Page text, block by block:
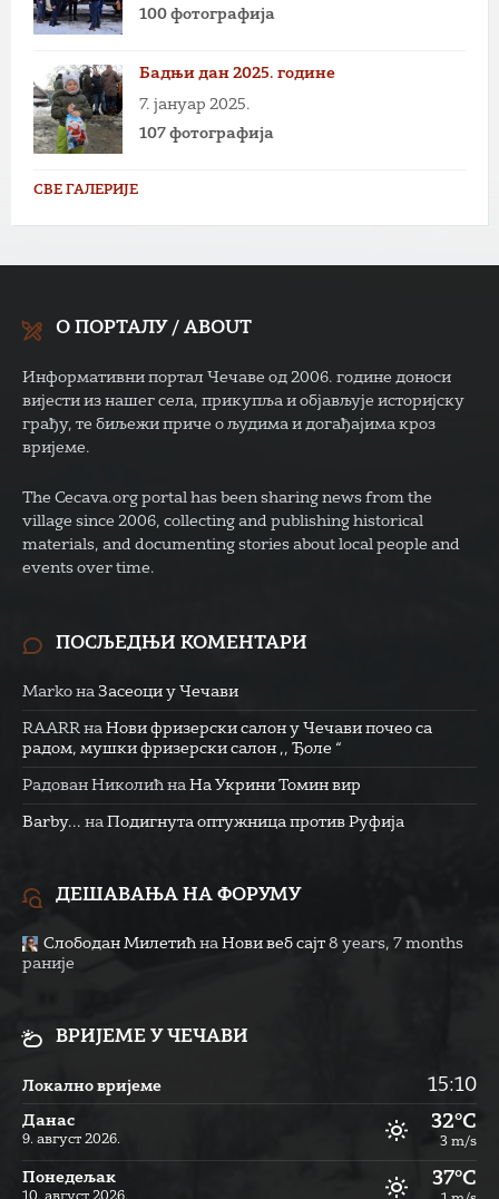
100 фотографија
Бадњи дан 2025. године
7. јануар 2025.
107 фотографија
СВЕ ГАЛЕРИЈЕ
О ПОРТАЛУ / ABOUT
Информативни портал Чечаве од 2006. године доноси
вијести из нашег села, прикупља и објављује историјску
грађу, те биљежи приче о људима и догађајима кроз
вријеме.
The Cecava.org portal has been sharing news from the
village since 2006, collecting and publishing historical
materials, and documenting stories about local people and
events over time.
ПОСЉЕДЊИ КОМЕНТАРИ
Marko на Засеоци у Чечави
RAARR на Нови фризерски салон у Чечави почео са
радом, мушки фризерски салон ,, Ђоле “
Радован Николић на На Укрини Томин вир
Barby... на Подигнута оптужница против Руфија
ДЕШАВАЊА НА ФОРУМУ
Слободан Милетић на Нови веб сајт 8 years, 7 months
раније
ВРИЈЕМЕ У ЧЕЧАВИ
Локално вријеме 15:10
Данас
9. август 2026.
32°C
3 m/s
Понедељак 37°C